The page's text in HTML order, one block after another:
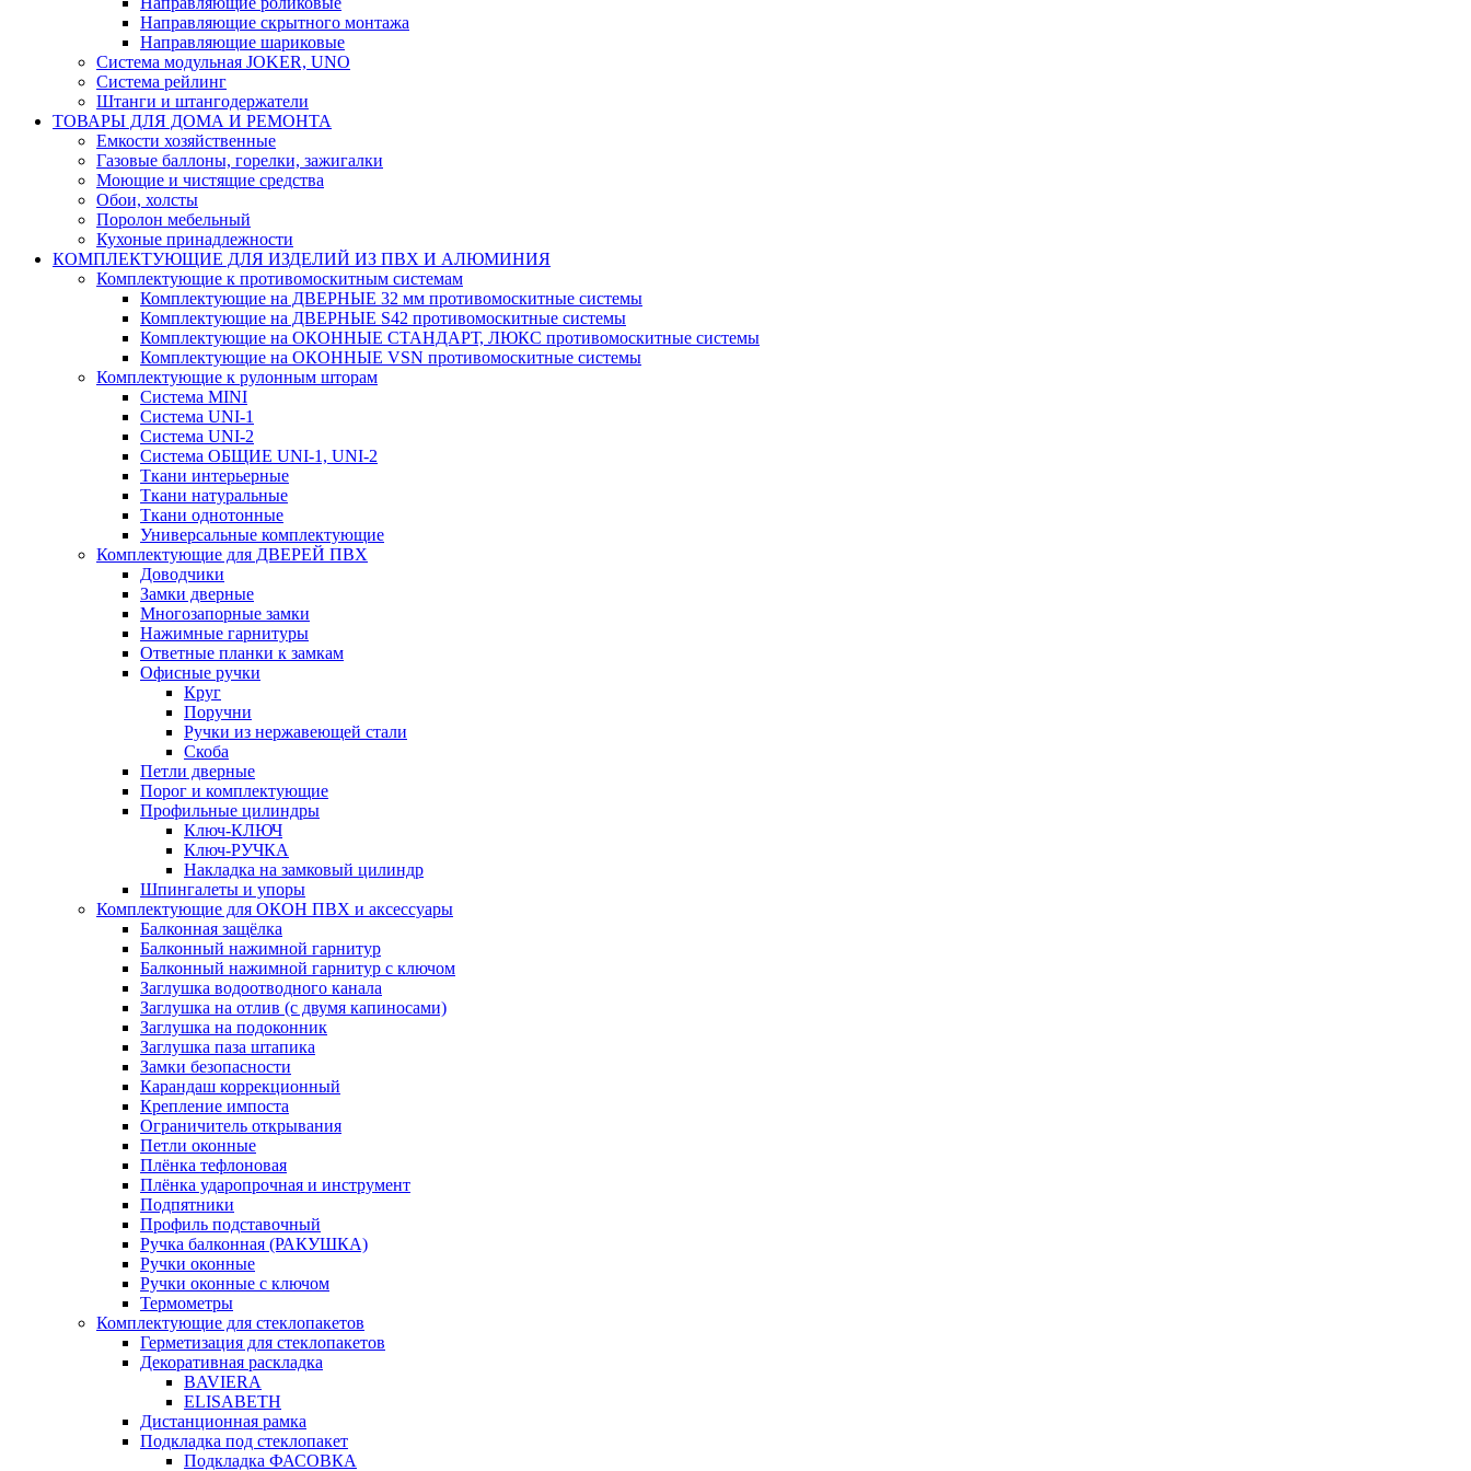
Направляющие скрытного монтажа
Направляющие шариковые
Система модульная JOKER, UNO
Система рейлинг
Штанги и штангодержатели
ТОВАРЫ ДЛЯ ДОМА И РЕМОНТА
Емкости хозяйственные
Газовые баллоны, горелки, зажигалки
Моющие и чистящие средства
Обои, холсты
Поролон мебельный
Кухоные принадлежности
КОМПЛЕКТУЮЩИЕ ДЛЯ ИЗДЕЛИЙ ИЗ ПВХ И АЛЮМИНИЯ
Комплектующие к противомоскитным системам
Комплектующие на ДВЕРНЫЕ 32 мм противомоскитные системы
Комплектующие на ДВЕРНЫЕ S42 противомоскитные системы
Комплектующие на ОКОННЫЕ СТАНДАРТ, ЛЮКС противомоскитные системы
Комплектующие на ОКОННЫЕ VSN противомоскитные системы
Комплектующие к рулонным шторам
Система MINI
Система UNI-1
Система UNI-2
Система ОБЩИЕ UNI-1, UNI-2
Ткани интерьерные
Ткани натуральные
Ткани однотонные
Универсальные комплектующие
Комплектующие для ДВЕРЕЙ ПВХ
Доводчики
Замки дверные
Многозапорные замки
Нажимные гарнитуры
Ответные планки к замкам
Офисные ручки
Круг
Поручни
Ручки из нержавеющей стали
Скоба
Петли дверные
Порог и комплектующие
Профильные цилиндры
Ключ-КЛЮЧ
Ключ-РУЧКА
Накладка на замковый цилиндр
Шпингалеты и упоры
Комплектующие для ОКОН ПВХ и аксессуары
Балконная защёлка
Балконный нажимной гарнитур
Балконный нажимной гарнитур с ключом
Заглушка водоотводного канала
Заглушка на отлив (с двумя капиносами)
Заглушка на подоконник
Заглушка паза штапика
Замки безопасности
Карандаш коррекционный
Крепление импоста
Ограничитель открывания
Петли оконные
Плёнка тефлоновая
Плёнка ударопрочная и инструмент
Подпятники
Профиль подставочный
Ручка балконная (РАКУШКА)
Ручки оконные
Ручки оконные с ключом
Термометры
Комплектующие для стеклопакетов
Герметизация для стеклопакетов
Декоративная раскладка
BAVIERA
ELISABETH
Дистанционная рамка
Подкладка под стеклопакет
Подкладка ФАСОВКА